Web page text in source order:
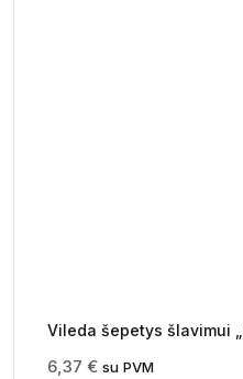
Vileda šepetys šlavimui
6,37 € su PVM